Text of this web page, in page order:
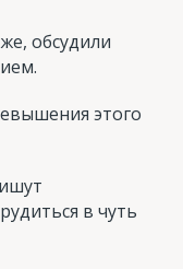
обсудили
этого
в чуть